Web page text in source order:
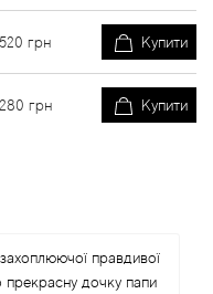
грн Купити
грн Купити
правдивої
прекрасну дочку папи